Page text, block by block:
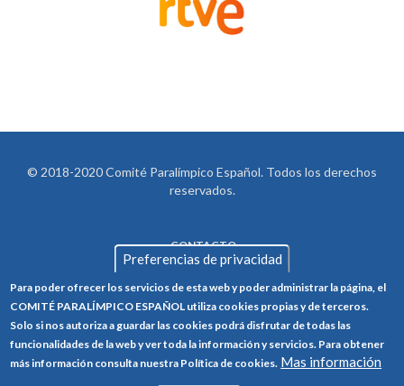
© 2018-2020 Comité Paralímpico Español. Todos los derechos
reservados.
FOOTER
CONTACTO
POLÍTICA DE PRIVACIDAD
POLÍTICA DE COOKIES
CANAL ÉTICO
Preferencias de privacidad
Para poder ofrecer los servicios de esta web y poder administrar la página, el
COMITÉ PARALÍMPICO ESPAÑOL utiliza cookies propias y de terceros.
Solo si nos autoriza a guardar las cookies podrá disfrutar de todas las
funcionalidades de la web y ver toda la información y servicios. Para obtener
más información consulta nuestra Política de cookies. Mas información